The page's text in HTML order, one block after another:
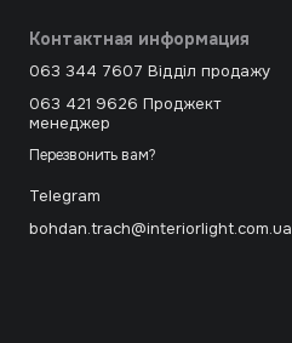
Контактная информация
063 344 7607 Відділ продажу
063 421 9626 Проджект
менеджер
Перезвонить вам?
Telegram
bohdan.trach@interiorlight.com.ua